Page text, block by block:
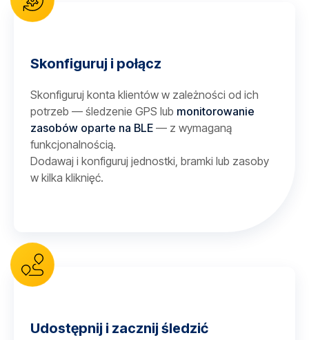
Skonfiguruj i połącz
Skonfiguruj konta klientów w zależności od ich
potrzeb — śledzenie GPS lub monitorowanie
zasobów oparte na BLE — z wymaganą
funkcjonalnością.
Dodawaj i konfiguruj jednostki, bramki lub zasoby
w kilka kliknięć.
Udostępnij i zacznij śledzić